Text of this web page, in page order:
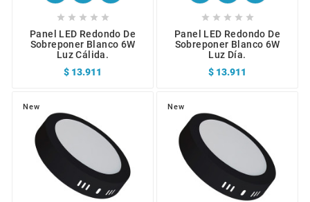
    
Panel LED Redondo De
Sobreponer Blanco 6W
Luz Cálida.
$ 13.911
    
Panel LED Redondo De
Sobreponer Blanco 6W
Luz Día.
$ 13.911
New New